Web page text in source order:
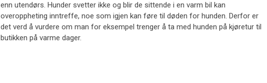
enn utendørs. Hunder svetter ikke og blir de sittende i en varm bil kan
overoppheting inntreffe, noe som igjen kan føre til døden for hunden. Derfor er
det verd å vurdere om man for eksempel trenger å ta med hunden på kjøretur til
butikken på varme dager.